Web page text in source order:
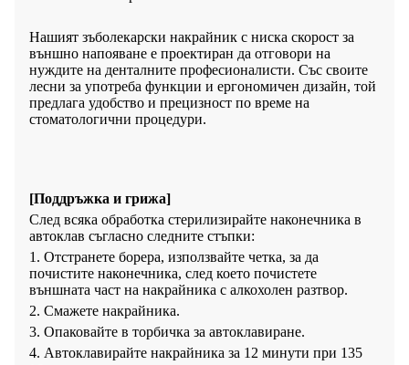
Нашият зъболекарски накрайник с ниска скорост за
външно напояване е проектиран да отговори на
нуждите на денталните професионалисти. Със своите
лесни за употреба функции и ергономичен дизайн, той
предлага удобство и прецизност по време на
стоматологични процедури.
[Поддръжка и грижа]
След всяка обработка стерилизирайте наконечника в
автоклав съгласно следните стъпки:
1. Отстранете борера, използвайте четка, за да
почистите наконечника, след което почистете
външната част на накрайника с алкохолен разтвор.
2. Смажете накрайника.
3. Опаковайте в торбичка за автоклавиране.
4. Автоклавирайте накрайника за 12 минути при 135